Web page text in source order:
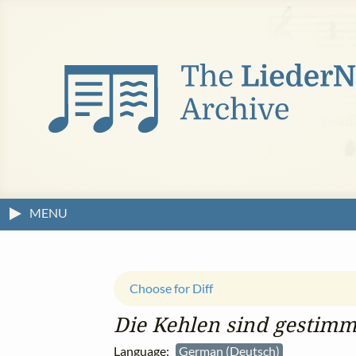
MENU
Die Kehlen sind
Language: German (Deutsch)
Choose for Diff